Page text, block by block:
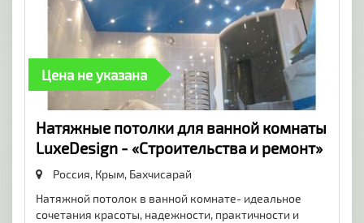
Цена не указана
Натяжные потолки для ванной комнаты
LuxeDesign - «Строительства и ремонт»
Россия, Крым, Бахчисарай
Натяжной потолок в ванной комнате- идеальное
сочетания красоты, надежности, практичности и